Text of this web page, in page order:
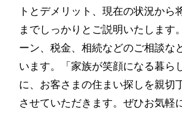
トとデメリット、現在の状況から
までしっかりとご説明いたします
ーン、税金、相続などのご相談な
います。「家族が笑顔になる暮ら
に、お客さまの住まい探しを親切
させていただきます。ぜひお気軽